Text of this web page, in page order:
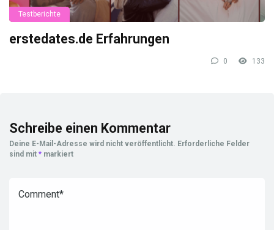
Testberichte
erstedates.de Erfahrungen
0 133
Schreibe einen Kommentar
Deine E-Mail-Adresse wird nicht veröffentlicht. Erforderliche Felder
sind mit * markiert